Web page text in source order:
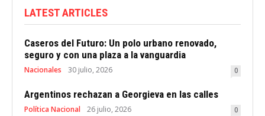
LATEST ARTICLES
Caseros del Futuro: Un polo urbano renovado,
seguro y con una plaza a la vanguardia
Nacionales 30 julio, 2026 0
Argentinos rechazan a Georgieva en las calles
Política Nacional 26 julio, 2026 0